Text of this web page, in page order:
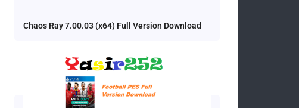
Chaos Ray 7.00.03 (x64) Full Version Download